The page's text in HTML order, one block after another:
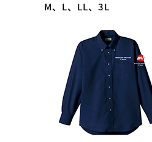
M、L、LL、3L